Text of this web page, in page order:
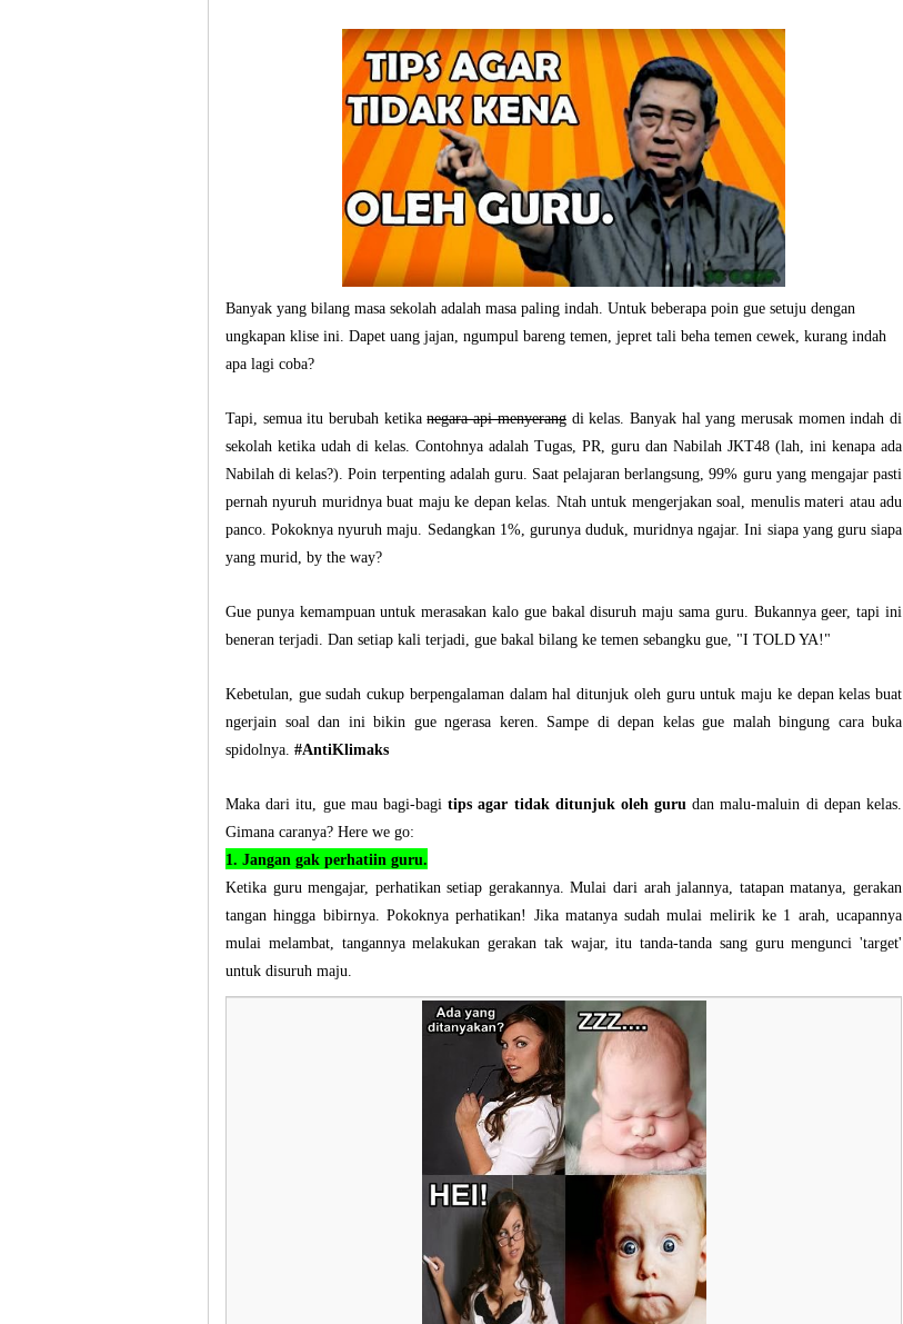
Banyak yang bilang masa sekolah adalah masa paling indah. Untuk beberapa poin gue setuju dengan
ungkapan klise ini. Dapet uang jajan, ngumpul bareng temen, jepret tali beha temen cewek, kurang indah
apa lagi coba?
Tapi, semua itu berubah ketikanegara api menyerangdi kelas. Banyak hal yang merusak momen indah di
sekolah ketika udah di kelas. Contohnya adalah Tugas, PR, guru dan Nabilah JKT48 (lah, ini kenapa ada
Nabilah di kelas?). Poin terpenting adalah guru. Saat pelajaran berlangsung, 99% guru yang mengajar pasti
pernah nyuruh muridnya buat maju ke depan kelas. Ntah untuk mengerjakan soal, menulis materi atau adu
panco. Pokoknya nyuruh maju. Sedangkan 1%, gurunya duduk, muridnya ngajar. Ini siapa yang guru siapa
yang murid, by the way?
Gue punya kemampuan untuk merasakan kalo gue bakal disuruh maju sama guru. Bukannya geer, tapi ini
beneran terjadi. Dan setiap kali terjadi, gue bakal bilang ke temen sebangku gue, "I TOLD YA!"
Kebetulan, gue sudah cukup berpengalaman dalam hal ditunjuk oleh guru untuk maju ke depan kelas buat
ngerjain soal dan ini bikin gue ngerasa keren. Sampe di depan kelas gue malah bingung cara buka
spidolnya. #AntiKlimaks
Maka dari itu, gue mau bagi-bagitips agar tidak ditunjuk oleh guru dan malu-maluin di depan kelas.
Gimana caranya? Here we go:
1. Jangan gak perhatiin guru.
Ketika guru mengajar, perhatikan setiap gerakannya. Mulai dari arah jalannya, tatapan matanya, gerakan
tangan hingga bibirnya. Pokoknya perhatikan! Jika matanya sudah mulai melirik ke 1 arah, ucapannya
mulai melambat, tangannya melakukan gerakan tak wajar, itu tanda-tanda sang guru mengunci 'target'
untuk disuruh maju.